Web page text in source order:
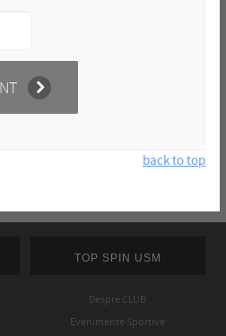
back to top
TOP SPIN USM
Despre CLUB
Evenimente Sportive